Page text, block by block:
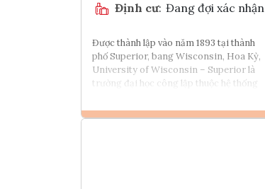
Định cư: Đang đợi xác nhận
Được thành lập vào năm 1893 tại thành
phố Superior, bang Wisconsin, Hoa Kỳ,
University of Wisconsin – Superior là
trường đại học công lập thuộc hệ thống